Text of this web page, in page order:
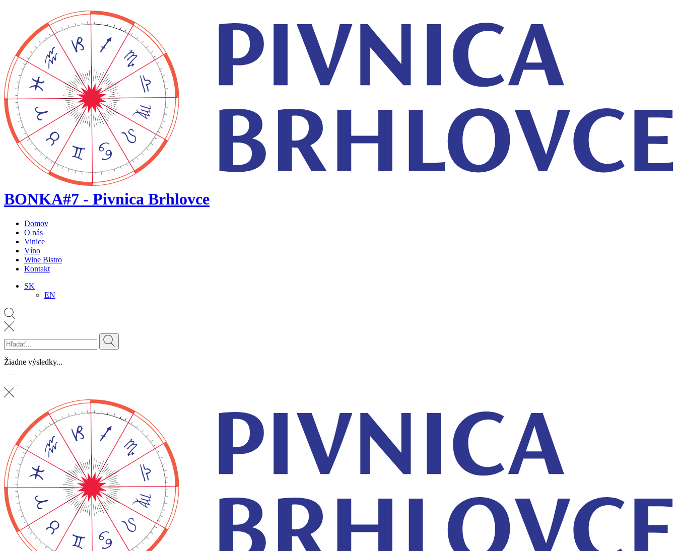
BONKA#7 - Pivnica Brhlovce
Domov
O nás
Vinice
Víno
Wine Bistro
Kontakt
SK
EN
Žiadne výsledky...